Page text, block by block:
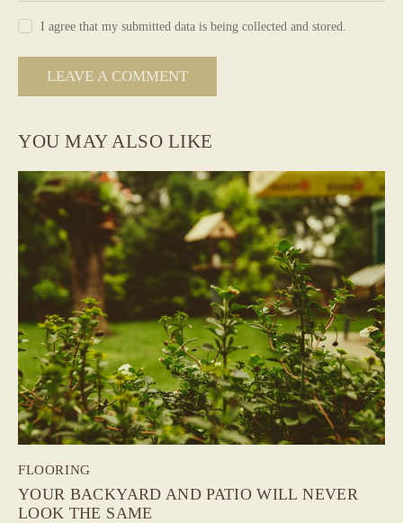
I agree that my submitted data is being collected and stored.
YOU MAY ALSO LIKE
FLOORING
YOUR BACKYARD AND PATIO WILL NEVER
LOOK THE SAME